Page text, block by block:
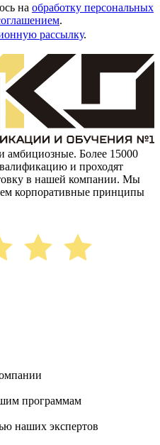
на обработку персональных
.
рассылку.
Более 15000
и проходят
в нашей компании. Мы
корпоративные принципы
программам
наших экспертов